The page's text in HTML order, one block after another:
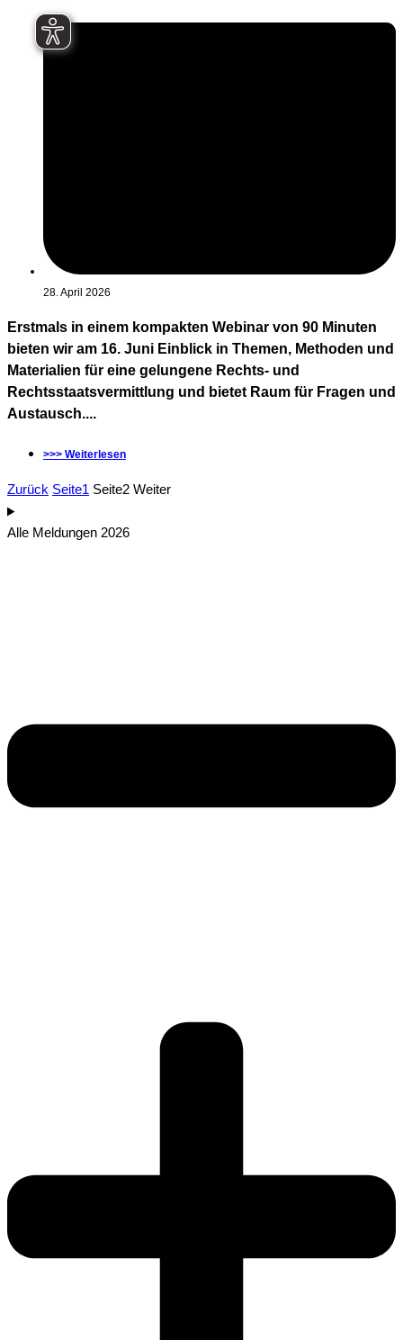
28. April 2026
Erstmals in einem kompakten Webinar von 90 Minuten
bieten wir am 16. Juni Einblick in Themen, Methoden und
Materialien für eine gelungene Rechts- und
Rechtsstaatsvermittlung und bietet Raum für Fragen und
Austausch....
>>> Weiterlesen
Zurück Seite1 Seite2 Weiter
Alle Meldungen 2026